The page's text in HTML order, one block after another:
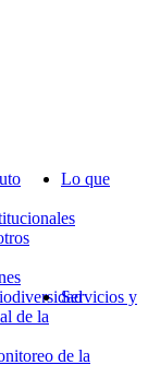
Lo que
de la
de la
Servicios y